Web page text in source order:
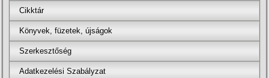
Cikktár
Könyvek, füzetek, újságok
Szerkesztőség
Adatkezelési Szabályzat